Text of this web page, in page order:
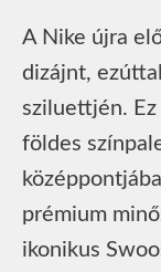
A Nike újra
dizájnt,
sziluettjén.
földes
prémium
ikonikus